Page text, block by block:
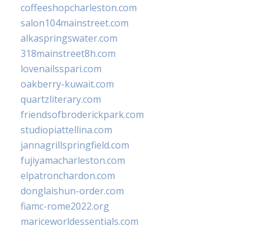
coffeeshopcharleston.com
salon104mainstreet.com
alkaspringswater.com
318mainstreet8h.com
lovenailsspari.com
oakberry-kuwait.com
quartzliterary.com
friendsofbroderickpark.com
studiopiattellina.com
jannagrillspringfield.com
fujiyamacharleston.com
elpatronchardon.com
donglaishun-order.com
fiamc-rome2022.org
mariceworldessentials.com